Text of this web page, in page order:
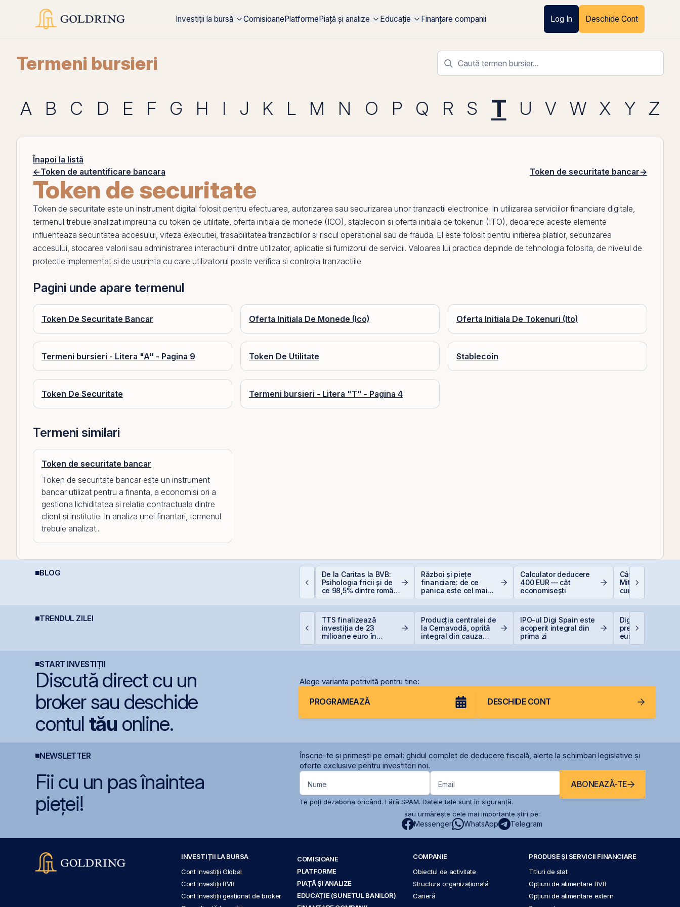
Investiții la bursă ComisioanePlatformePiață și analize Educație Finanțare companii Log In Deschide Cont
Termeni bursieri
A B C D E F G H I J K L M N O P Q R S T U V W X Y Z
Înapoi la listă
←Token de autentificare bancara Token de securitate bancar→
Token de securitate
Token de securitate este un instrument digital folosit pentru efectuarea, autorizarea sau securizarea unor tranzactii electronice. In utilizarea serviciilor financiare digitale,
termenul trebuie analizat impreuna cu token de utilitate, oferta initiala de monede (ICO), stablecoin si oferta initiala de tokenuri (ITO), deoarece aceste elemente
influenteaza securitatea accesului, viteza executiei, trasabilitatea tranzactiilor si riscul operational sau de frauda. El este folosit pentru initierea platilor, securizarea
accesului, stocarea valorii sau administrarea interactiunii dintre utilizator, aplicatie si furnizorul de servicii. Valoarea lui practica depinde de tehnologia folosita, de nivelul de
protectie implementat si de usurinta cu care utilizatorul poate verifica si controla tranzactiile.
Pagini unde apare termenul
Token De Securitate Bancar Oferta Initiala De Monede (Ico) Oferta Initiala De Tokenuri (Ito)
Termeni bursieri - Litera "A" - Pagina 9 Token De Utilitate Stablecoin
Token De Securitate Termeni bursieri - Litera "T" - Pagina 4
Termeni similari
Token de securitate bancar
Token de securitate bancar este un instrument
bancar utilizat pentru a finanta, a economisi ori a
gestiona lichiditatea si relatia contractuala dintre
client si institutie. In analiza unei finantari, termenul
trebuie analizat...
BLOG
REIT-urile industriale –
De la Caritas la BVB:
Psihologia fricii și de
ce 98,5% dintre români
evită investițiile la
Război și piețe
financiare: de ce
panica este cel mai
scump sfat
Calculator deducere
400 EUR — cât
economisești
Cât de sigură e
Mituri, riscuri
cum să investești
inteligent
TRENDUL ZILEI
Lockheed Martin
România
TTS finalizează
investiția de 23
milioane euro în
Producția centralei de
la Cernavodă, oprită
integral din cauza
IPO-ul Digi Spain este
acoperit integral din
prima zi
Digi Spain
prețul IPO la 5,60
euro/acțiune
START INVESTIȚII
Discută direct cu un
broker sau deschide
contul tău online.
Alege varianta potrivită pentru tine:
PROGRAMEAZĂ DESCHIDE CONT
NEWSLETTER
Înscrie-te și primești pe email: ghidul complet de deducere fiscală, alerte la schimbari legislative și
oferte exclusive pentru investitori noi.
Fii cu un pas înaintea
pieței!
Nume Email ABONEAZĂ-TE
Te poți dezabona oricând. Fără SPAM. Datele tale sunt în siguranță.
sau urmărește cele mai importante știri pe:
Messenger WhatsApp Telegram
INVESTIȚII LA BURSA
Cont Investiții Global
Cont Investiții BVB
Cont Investiții gestionat de broker
COMISIOANE
PLATFORME
PIAȚĂ ȘI ANALIZE
EDUCAȚIE (SUNETUL BANILOR)
COMPANIE
Obiectul de activitate
Structura organizațională
Carieră
PRODUSE ȘI SERVICII FINANCIARE
Titluri de stat
Opțiuni de alimentare BVB
Opțiuni de alimentare extern